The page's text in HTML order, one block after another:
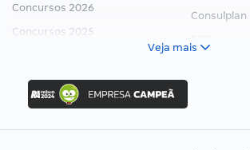
Concursos 2026
Concursos 2025
Concurso Ibama
Concurso MPU
Editais publicados
Consulplan
Veja mais